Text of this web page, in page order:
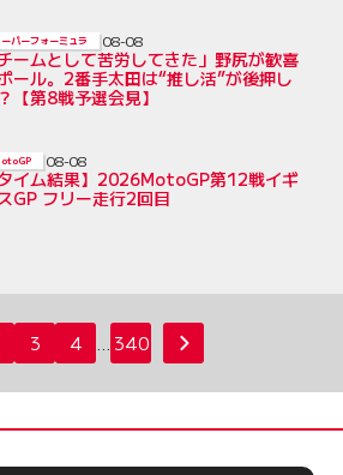
ームとして苦労してきた」野尻が歓喜
ール。2番手太田は“推し活”が後押し
【第8戦予選会見】
ーパーフォーミュラ 08-08
イム結果】2026MotoGP第12戦イギ
GP フリー走行2回目
08-08
3 4 … 340 次へ